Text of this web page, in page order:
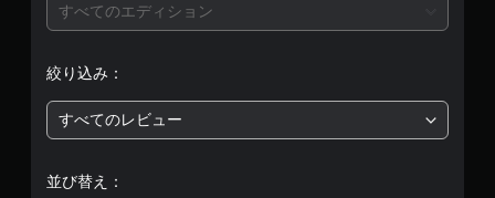
段
階
すべてのエディション
絞り込み：
すべてのレビュー
並び替え：